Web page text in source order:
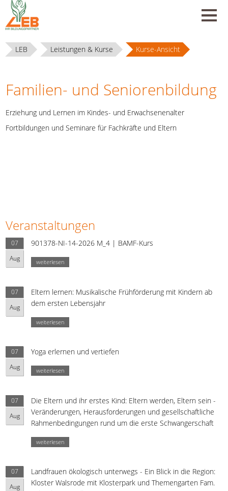
LEB Leistungen & Kurse Kurse-Ansicht
Familien- und Seniorenbildung
Erziehung und Lernen im Kindes- und Erwachsenenalter
Fortbildungen und Seminare für Fachkräfte und Eltern
Veranstaltungen
07
Aug
901378-NI-14-2026 M_4 | BAMF-Kurs
weiterlesen
07
Aug
Eltern lernen: Musikalische Frühförderung mit Kindern ab
dem ersten Lebensjahr
weiterlesen
07
Aug
Yoga erlernen und vertiefen
weiterlesen
07
Aug
Die Eltern und ihr erstes Kind: Eltern werden, Eltern sein -
Veränderungen, Herausforderungen und gesellschaftliche
Rahmenbedingungen rund um die erste Schwangerschaft
weiterlesen
07
Aug
Landfrauen ökologisch unterwegs - Ein Blick in die Region:
Kloster Walsrode mit Klosterpark und Themengarten Fam.